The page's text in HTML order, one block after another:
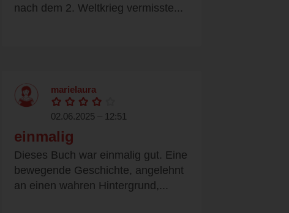
nach dem 2. Weltkrieg vermisste...
marielaura
02.06.2025 – 12:51
einmalig
Dieses Buch war einmalig gut. Eine
bewegende Geschichte, angelehnt
an einen wahren Hintergrund,...